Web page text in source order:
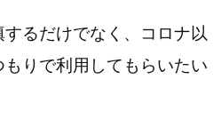
るだけでなく、コロナ以
りで利用してもらいたい